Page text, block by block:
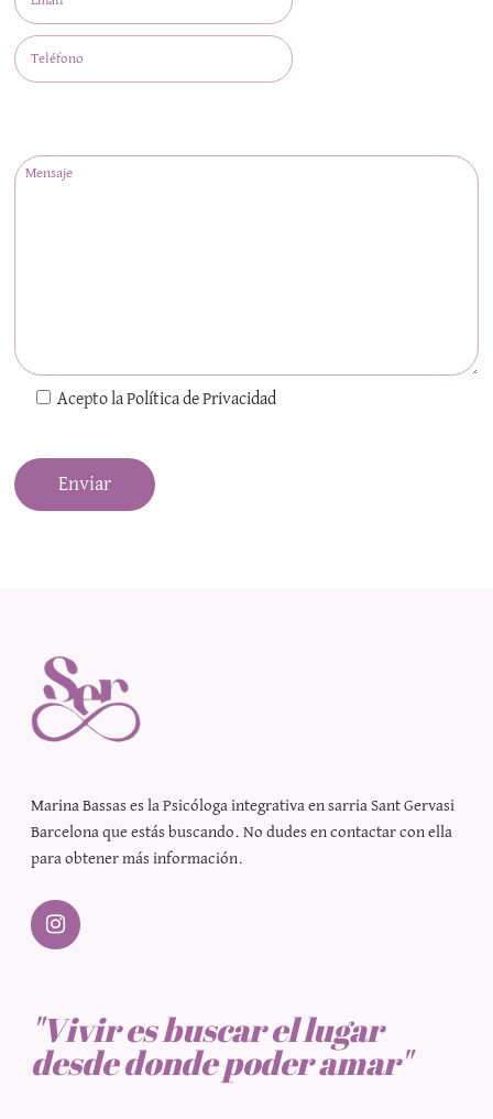
Acepto laPolítica de Privacidad
Marina Bassas es laPsicóloga integrativa en sarria Sant Gervasi
Barcelona que estás buscando. No dudes en contactar con ella
para obtener más información.
"Vivir es buscar el lugar
desde donde poder amar"